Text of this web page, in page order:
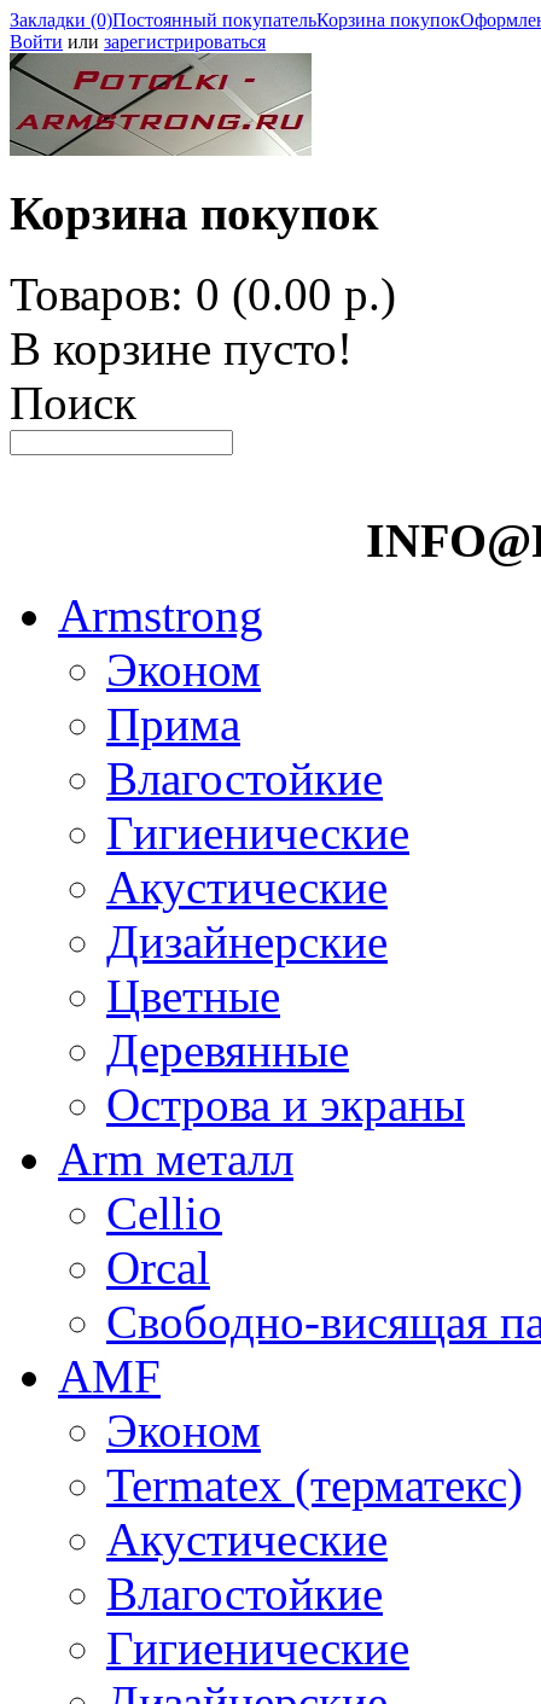
Закладки (0)Постоянный покупательКорзина покупок
Войти или зарегистрироваться
Корзина покупок
Товаров: 0 (0.00 р.)
В корзине пусто!
Поиск
Armstrong
Эконом
Прима
Влагостойкие
Гигиенические
Акустические
Дизайнерские
Цветные
Деревянные
Острова и экраны
Arm металл
Cellio
Orcal
Свободно-висящая
AMF
Эконом
Termatex (терматекс)
Акустические
Влагостойкие
Гигиенические